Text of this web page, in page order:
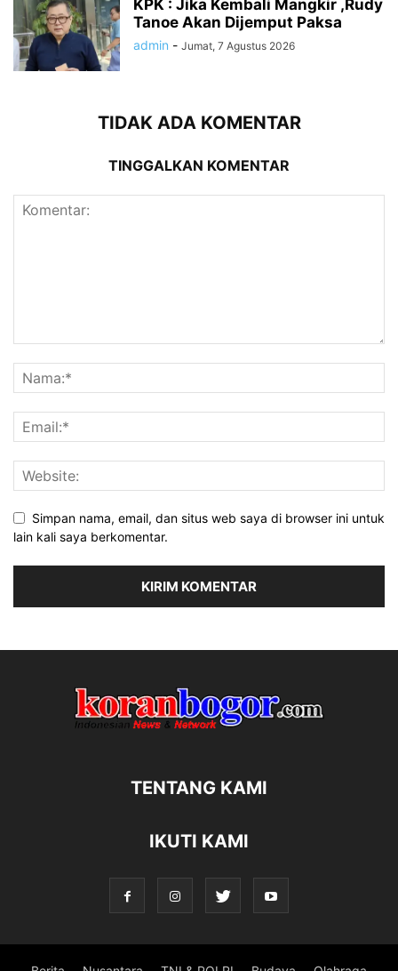
KPK : Jika Kembali Mangkir ,Rudy
Tanoe Akan Dijemput Paksa
admin - Jumat, 7 Agustus 2026
TIDAK ADA KOMENTAR
TINGGALKAN KOMENTAR
Simpan nama, email, dan situs web saya di browser ini untuk
lain kali saya berkomentar.
TENTANG KAMI
IKUTI KAMI